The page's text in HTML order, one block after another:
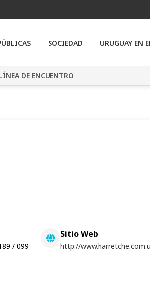
SOCIEDAD URUGUAY EN
LÍNEA DE ENCUENTRO
/ 099
Sitio Web
http://